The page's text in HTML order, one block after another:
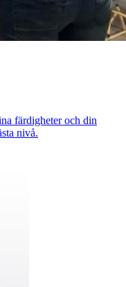
färdigheter och din
nivå.